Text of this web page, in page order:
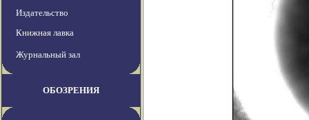
Издательство
Книжная лавка
Журнальный зал
ОБОЗРЕНИЯ